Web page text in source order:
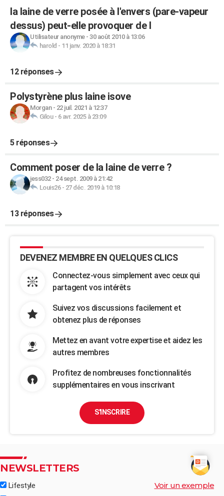
la laine de verre posée à l'envers (pare-vapeur
dessus) peut-elle provoquer de l
Utilisateur anonyme- 30 août 2010 à 13:06
harold - 11 janv. 2020 à 18:31
12 réponses
Polystyrène plus laine isove
Morgan- 22 juil. 2021 à 12:37
Gilou- 6 avr. 2025 à 23:09
5 réponses
Comment poser de la laine de verre ?
jess032- 24 sept. 2009 à 21:42
Louis26- 27 déc. 2019 à 10:18
13 réponses
DEVENEZ MEMBRE EN QUELQUES CLICS
Connectez-vous simplement avec ceux qui
partagent vos intérêts
Suivez vos discussions facilement et
obtenez plus de réponses
Mettez en avant votre expertise et aidez les
autres membres
Profitez de nombreuses fonctionnalités
supplémentaires en vous inscrivant
S'INSCRIRE
NEWSLETTERS
Lifestyle Voir un exemple